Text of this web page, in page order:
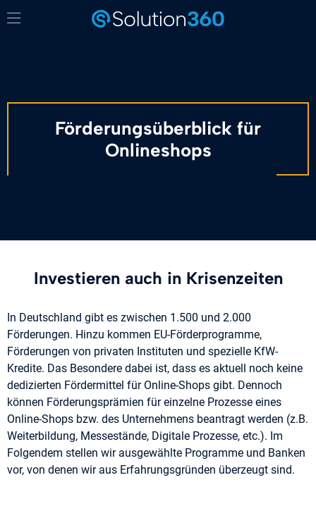
Förderungsüberblick für
Onlineshops
Investieren auch in Krisenzeiten
In Deutschland gibt es zwischen 1.500 und 2.000
Förderungen. Hinzu kommen EU-Förderprogramme,
Förderungen von privaten Instituten und spezielle KfW-
Kredite. Das Besondere dabei ist, dass es aktuell noch keine
dedizierten Fördermittel für Online-Shops gibt. Dennoch
können Förderungsprämien für einzelne Prozesse eines
Online-Shops bzw. des Unternehmens beantragt werden (z.B.
Weiterbildung, Messestände, Digitale Prozesse, etc.). Im
Folgendem stellen wir ausgewählte Programme und Banken
vor, von denen wir aus Erfahrungsgründen überzeugt sind.